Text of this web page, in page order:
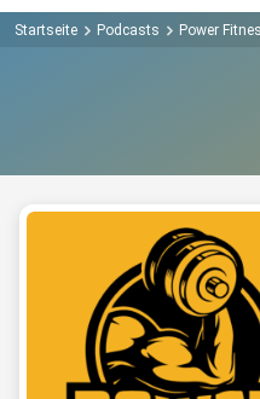
Startseite Podcasts Power